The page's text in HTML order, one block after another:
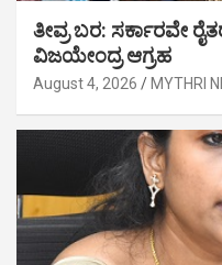
ತೀವ್ರ ಬರ: ಸರ್ಕಾರವೇ
ವಿಜಯೇಂದ್ರ ಆಗ್ರಹ
August 4, 2026 MYTHRI